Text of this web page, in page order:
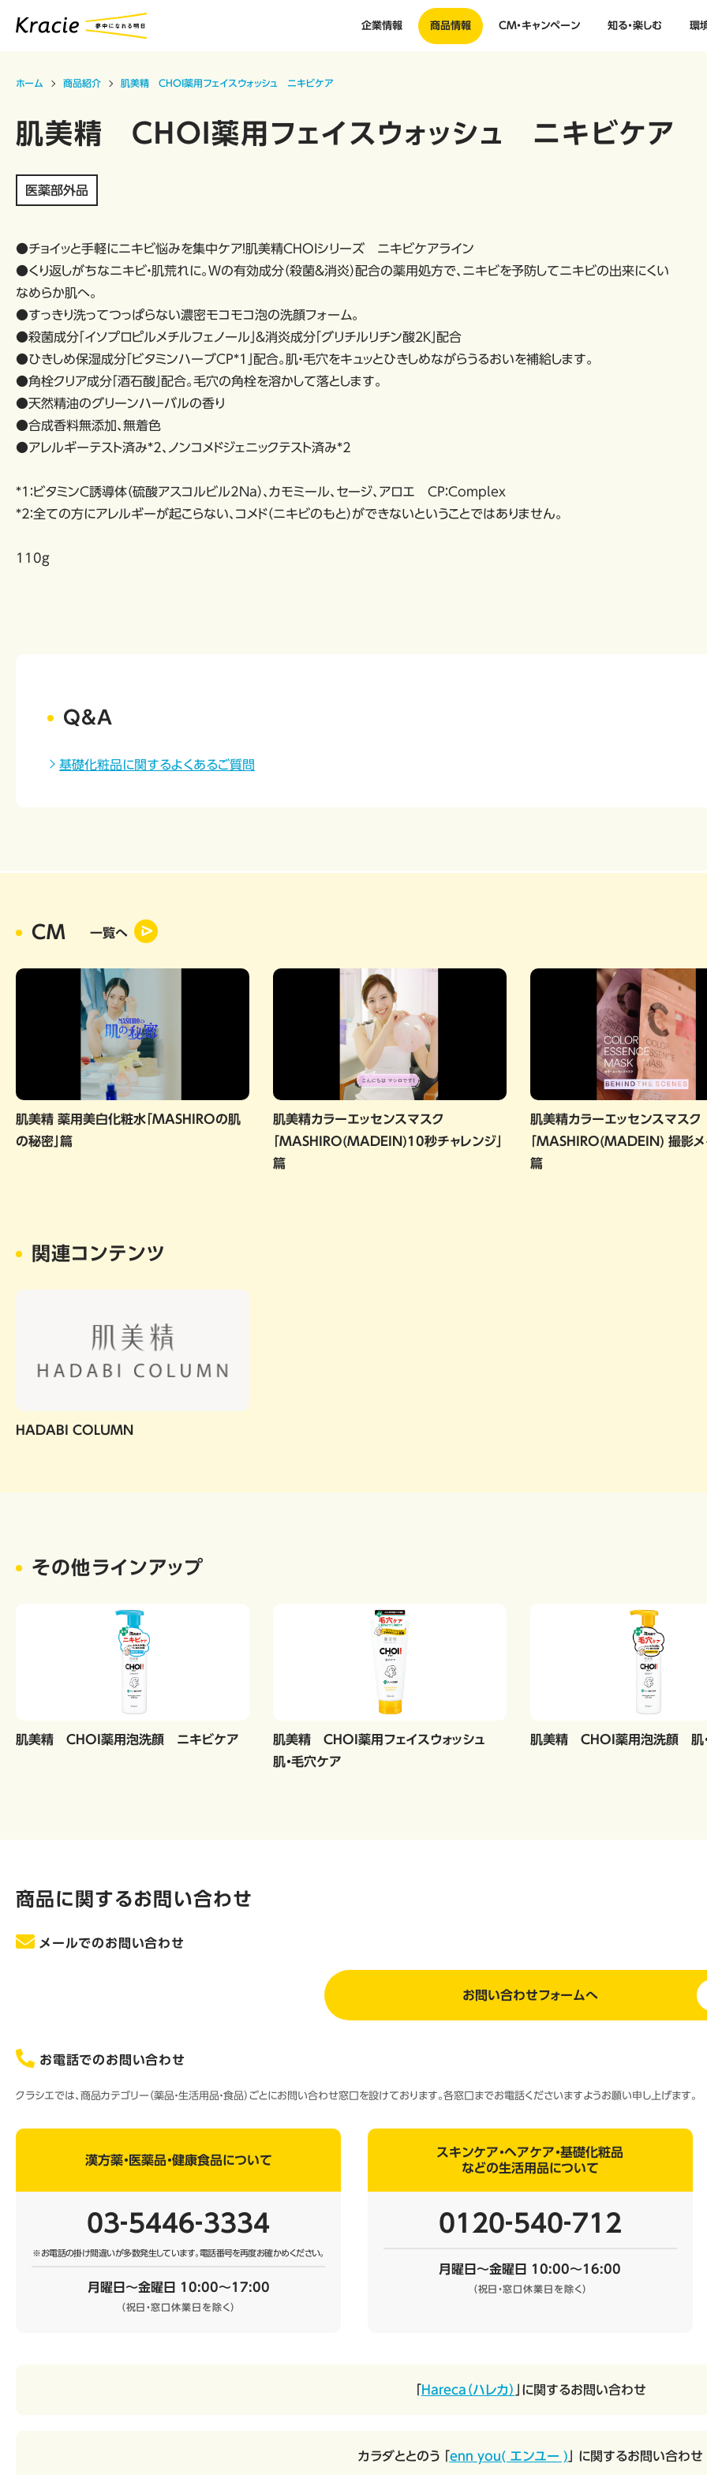
企業情報 商品情報 CM・キャンペーン 知る・楽しむ 環
ホーム 商品紹介 肌美精 CHOI薬用フェイスウォッシュ ニキビケア
肌美精 CHOI薬用フェイスウォッシュ ニキビケア
医薬部外品
●チョイッと手軽にニキビ悩みを集中ケア！肌美精CHOIシリーズ ニキビケアライン
●くり返しがちなニキビ・肌荒れに。Ｗの有効成分（殺菌＆消炎）配合の薬用処方で、ニキビを予防してニキビの出来にくい
なめらか肌へ。
●すっきり洗ってつっぱらない濃密モコモコ泡の洗顔フォーム。
●殺菌成分「イソプロピルメチルフェノール」＆消炎成分「グリチルリチン酸２Ｋ」配合
●ひきしめ保湿成分「ビタミンハーブＣＰ*1」配合。肌・毛穴をキュッとひきしめながらうるおいを補給します。
●角栓クリア成分「酒石酸」配合。毛穴の角栓を溶かして落とします。
●天然精油のグリーンハーバルの香り
●合成香料無添加、無着色
●アレルギーテスト済み*2、ノンコメドジェニックテスト済み*2
*1：ビタミンC誘導体（硫酸アスコルビル2Na）、カモミール、セージ、アロエ ＣＰ：Complex
*2：全ての方にアレルギーが起こらない、コメド（ニキビのもと）ができないということではありません。
110g
Q&A
基礎化粧品に関するよくあるご質問
CM 一覧へ
肌美精 薬用美白化粧水「MASHIROの肌
の秘密」篇
肌美精カラーエッセンスマスク
「MASHIRO(MADEIN)10秒チャレンジ」
篇
肌美精カラーエッセンスマスク
「MASHIRO(MADEIN) 撮影メ
篇
関連コンテンツ
HADABI COLUMN
その他ラインアップ
肌美精 CHOI薬用泡洗顔 ニキビケア
肌美精 CHOI薬用フェイスウォッシュ
肌・毛穴ケア
肌美精 CHOI薬用泡洗顔 肌
商品に関するお問い合わせ
メールでのお問い合わせ
お問い合わせフォームへ
お電話でのお問い合わせ
クラシエでは、商品カテゴリー（薬品・生活用品・食品）ごとにお問い合わせ窓口を設けております。各窓口までお電話くださいますようお願い申し上げます。
漢方薬・医薬品・健康食品について
03‐5446‐3334
※お電話の掛け間違いが多数発生しています。電話番号を再度お確かめください。
月曜日～金曜日 10:00～17:00
（祝日・窓口休業日を除く）
スキンケア・ヘアケア・基礎化粧品
などの生活用品について
0120‐540‐712
月曜日～金曜日 10:00～16:00
（祝日・窓口休業日を除く）
Hareca（ハレカ） 」に関するお問い合わせ
カラダととのう 「 enn you( エンユー ) 」 に関するお問い合わせ